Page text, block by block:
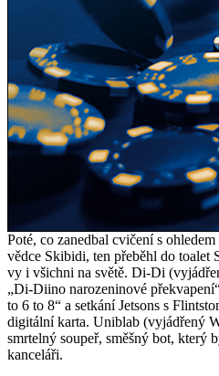
Poté, co zanedbal cvičení s
vědce Skibidi, ten přeběhl do toalet
vy i všichni na světě. Di-Di
„Di-Diino narozeninové
to 6 to 8“ a setkání Jetsons s
digitální karta. Uniblab (vyjádřený
smrtelný soupeř, směšný bot, který
kanceláři.